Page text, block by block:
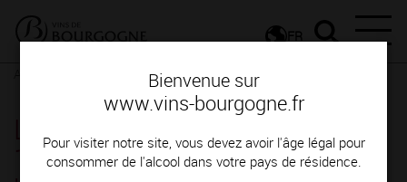
Bienvenue sur
www.vins-bourgogne.fr
Pour visiter notre site, vous devez avoir l'âge légal pour
consommer de l'alcool dans votre pays de résidence.
FR
Rendez-vous
L'appellation Mercurey fête ses
100 ans ! Conférence